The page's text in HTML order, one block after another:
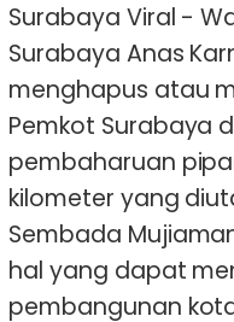
Surabaya Viral -
Surabaya Anas
menghapus atau
Pemkot Surabaya
pembaharuan
kilometer yang
Sembada
hal yang dapat
pembangunan